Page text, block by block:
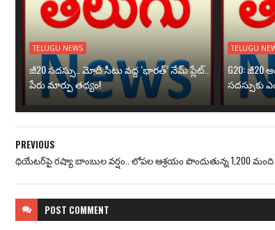
TELUGU NEWS
జీ20 సదస్సు.. మోదీ సీటు వద్ద ‘భారత్’ నేమ్ ప్లేట్‌..
పేరు మార్పు తథ్యం!
TELUGU
G20: జీ20
సదస్సుకు
PREVIOUS
థియేటర్‌పై రష్యా బాంబుల వర్షం.. లోపల ఆశ్రయం పొందుతున్న 1,200 మంది
POST COMMENT